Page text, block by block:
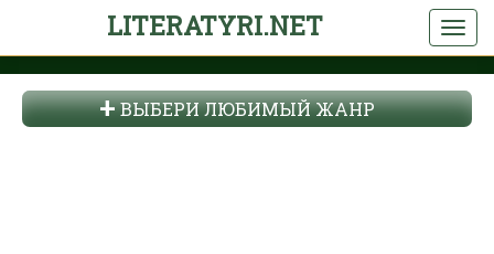
LITERATYRI.NET
ВЫБЕРИ ЛЮБИМЫЙ ЖАНР